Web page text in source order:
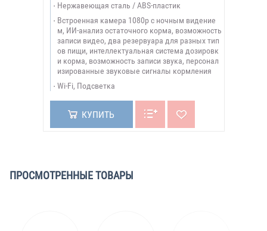
Нержавеющая сталь / ABS-пластик
Встроенная камера 1080p с ночным видение
м, ИИ-анализ остаточного корма, возможность
записи видео, два резервуара для разных тип
ов пищи, интеллектуальная система дозировк
и корма, возможность записи звука, персонал
изированные звуковые сигналы кормления
Wi-Fi, Подсветка
КУПИТЬ
ПРОСМОТРЕННЫЕ ТОВАРЫ